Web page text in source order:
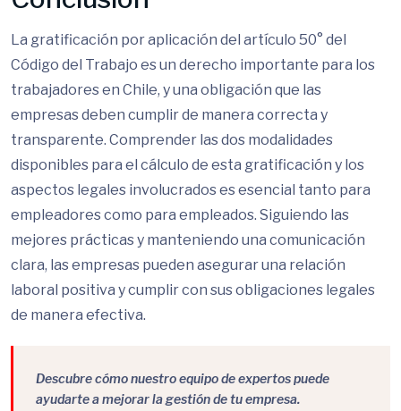
La gratificación por aplicación del artículo 50° del
Código del Trabajo es un derecho importante para los
trabajadores en Chile, y una obligación que las
empresas deben cumplir de manera correcta y
transparente. Comprender las dos modalidades
disponibles para el cálculo de esta gratificación y los
aspectos legales involucrados es esencial tanto para
empleadores como para empleados. Siguiendo las
mejores prácticas y manteniendo una comunicación
clara, las empresas pueden asegurar una relación
laboral positiva y cumplir con sus obligaciones legales
de manera efectiva.
Descubre cómo nuestro equipo de expertos puede
ayudarte a mejorar la gestión de tu empresa.